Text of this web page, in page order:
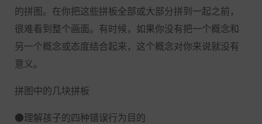
的拼图。在你把这些拼板全部或大部分拼到一起之前，
很难看到整个画面。有时候，如果你没有把一个概念和
另一个概念或态度结合起来，这个概念对你来说就没有
意义。
拼图中的几块拼板
●理解孩子的四种错误行为目的